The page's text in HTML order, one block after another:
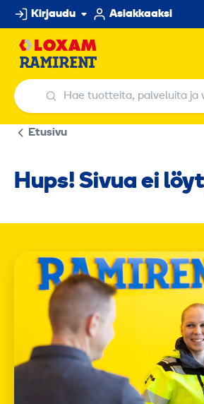
Hyppää
sisältöön
Kirjaudu Asiakkaaksi
Hae tuotteita, palveluita ja
Hae tuotteita, palveluita ja
Etusivu
Hups! Sivua ei